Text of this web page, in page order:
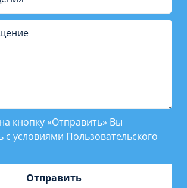
кнопку «Отправить» Вы
с условиями Пользовательского